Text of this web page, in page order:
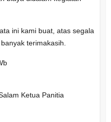
ini kami buat, atas segala
terimakasih.
Ketua Panitia